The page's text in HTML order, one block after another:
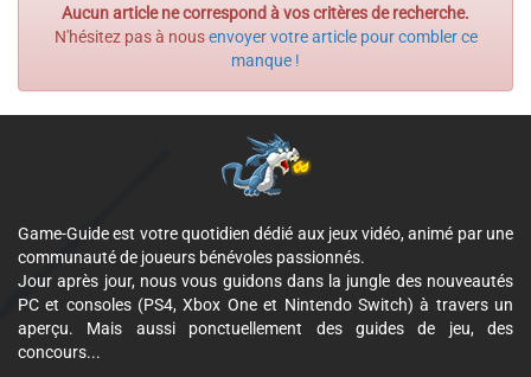
Aucun article ne correspond à vos critères de recherche.
N'hésitez pas à nousenvoyer votre article pour combler ce
manque !
Game-Guide est votre quotidien dédié aux jeux vidéo, animé par une
communauté de joueurs bénévoles passionnés.
Jour après jour, nous vous guidons dans la jungle des nouveautés
PC et consoles (PS4, Xbox One et Nintendo Switch) à travers un
aperçu. Mais aussi ponctuellement des guides de jeu, des
concours...